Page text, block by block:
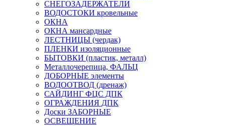
СНЕГОЗАДЕРЖАТЕЛИ
ВОДОСТОКИ кровельные
ОКНА
ОКНА мансардные
ЛЕСТНИЦЫ (чердак)
ПЛЕНКИ изоляционные
БЫТОВКИ (пластик, металл)
Металлочерепица, ФАЛЬЦ
ДОБОРНЫЕ элементы
ВОДООТВОД (дренаж)
САЙДИНГ ФЦС ДПК
ОГРАЖДЕНИЯ ДПК
Доски ЗАБОРНЫЕ
ОСВЕЩЕНИЕ